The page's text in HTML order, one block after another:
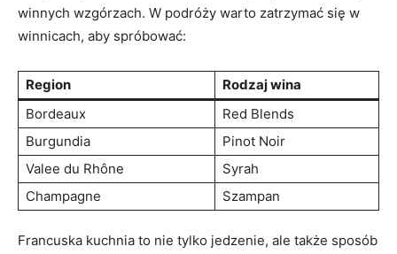
winnych wzgórzach. W podróży warto zatrzymać się w
winnicach, aby spróbować:
Region
Rodzaj wina
Bordeaux
Red Blends
Burgundia
Pinot Noir
Valee du Rhône
Syrah
Champagne
Szampan
Francuska kuchnia to nie tylko jedzenie, ale także sposób